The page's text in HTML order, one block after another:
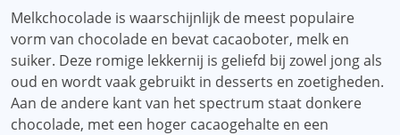
Melkchocolade is waarschijnlijk de meest populaire
vorm van chocolade en bevat cacaoboter, melk en
suiker. Deze romige lekkernij is geliefd bij zowel jong als
oud en wordt vaak gebruikt in desserts en zoetigheden.
Aan de andere kant van het spectrum staat donkere
chocolade, met een hoger cacaogehalte en een